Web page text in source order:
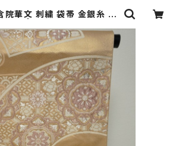
院華文 刺繍 袋帯 金銀糸 ベ
キモノリワ 着物 帯